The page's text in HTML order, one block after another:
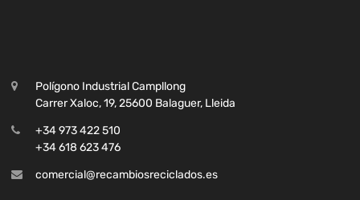
Polígono Industrial Campllong
Carrer Xaloc, 19, 25600 Balaguer, Lleida
+34 973 422 510
+34 618 623 476
comercial@recambiosreciclados.es